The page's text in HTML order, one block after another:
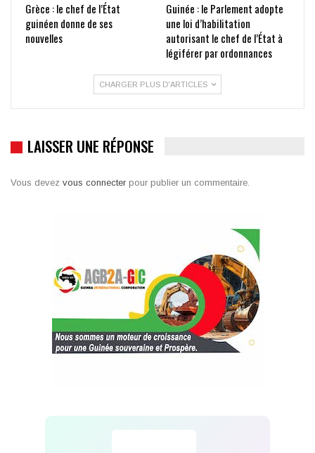
Grèce : le chef de l’État
guinéen donne de ses
nouvelles
Guinée : le Parlement adopte
une loi d’habilitation
autorisant le chef de l’État à
légiférer par ordonnances
CHARGER PLUS D'ARTICLES
LAISSER UNE RÉPONSE
Vous devez vous connecter pour publier un commentaire.